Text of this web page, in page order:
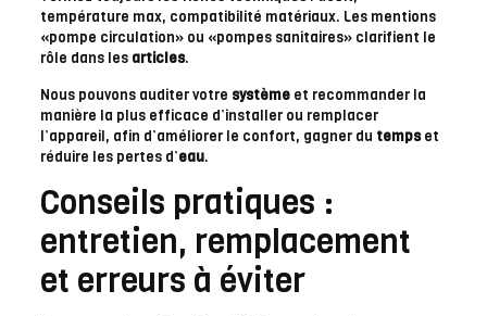
température max, compatibilité matériaux. Les mentions
«pompe circulation» ou «pompes sanitaires» clarifient le
rôle dans les articles.
Nous pouvons auditer votre systèmeet recommander la
manière la plus efficace d’installer ou remplacer
l’appareil, afin d’améliorer le confort, gagner du tempset
réduire les pertes d’eau.
Conseils pratiques :
entretien, remplacement
et erreurs à éviter